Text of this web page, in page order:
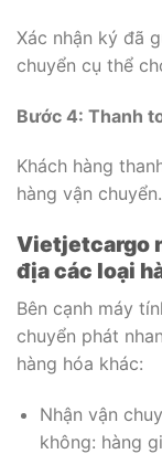
Xác nhận ký đã
chuyển cụ thể
Bước 4: Thanh
Khách hàng
hàng vận chuyển.
Vietjetcargo
địa các loại
Bên cạnh máy
chuyển phát
hàng hóa khác:
Nhận vận
không: hàng